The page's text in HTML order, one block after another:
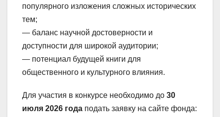
популярного изложения сложных исторических
тем;
— баланс научной достоверности и
доступности для широкой аудитории;
— потенциал будущей книги для
общественного и культурного влияния.
Для участия в конкурсе необходимо до 30
июля 2026 года подать заявку на сайте фонда: